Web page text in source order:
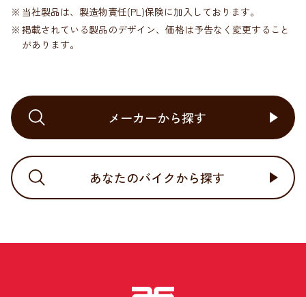
当社製品は、製造物責任(PL)保険に加入しております。
掲載されている製品のデザイン、価格は予告なく変更すること
があります。
メーカーから探す
あなたのバイクから探す